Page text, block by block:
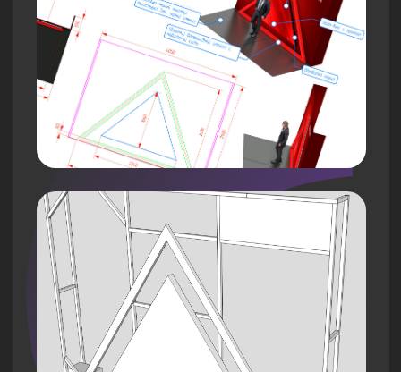
Смотреть портфолио полностью
Мы предоставляем выгодные условия
сотрудничества для EVENT-агентств и
постоянных клиентов:
95% заказчиков
становятся
постоянными